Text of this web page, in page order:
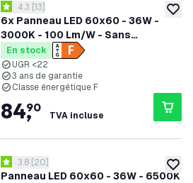
6x Panneau LED 60x60 - 36W -
3000K - 100 Lm/W - Sans
scintillement - UGR <22 - Garantie
de 3 ans
ouvrir le tiroir des avis
4.3 étoiles de notation
4.3 [13]
En stock
UGR <22
3 ans de garantie
Classe énergétique F
84,
90
TVA incluse
Panneau LED 60x60 - 36W - 6500K
ouvrir le tiroir des avis
3.8 étoiles de notation
3.8 [20]